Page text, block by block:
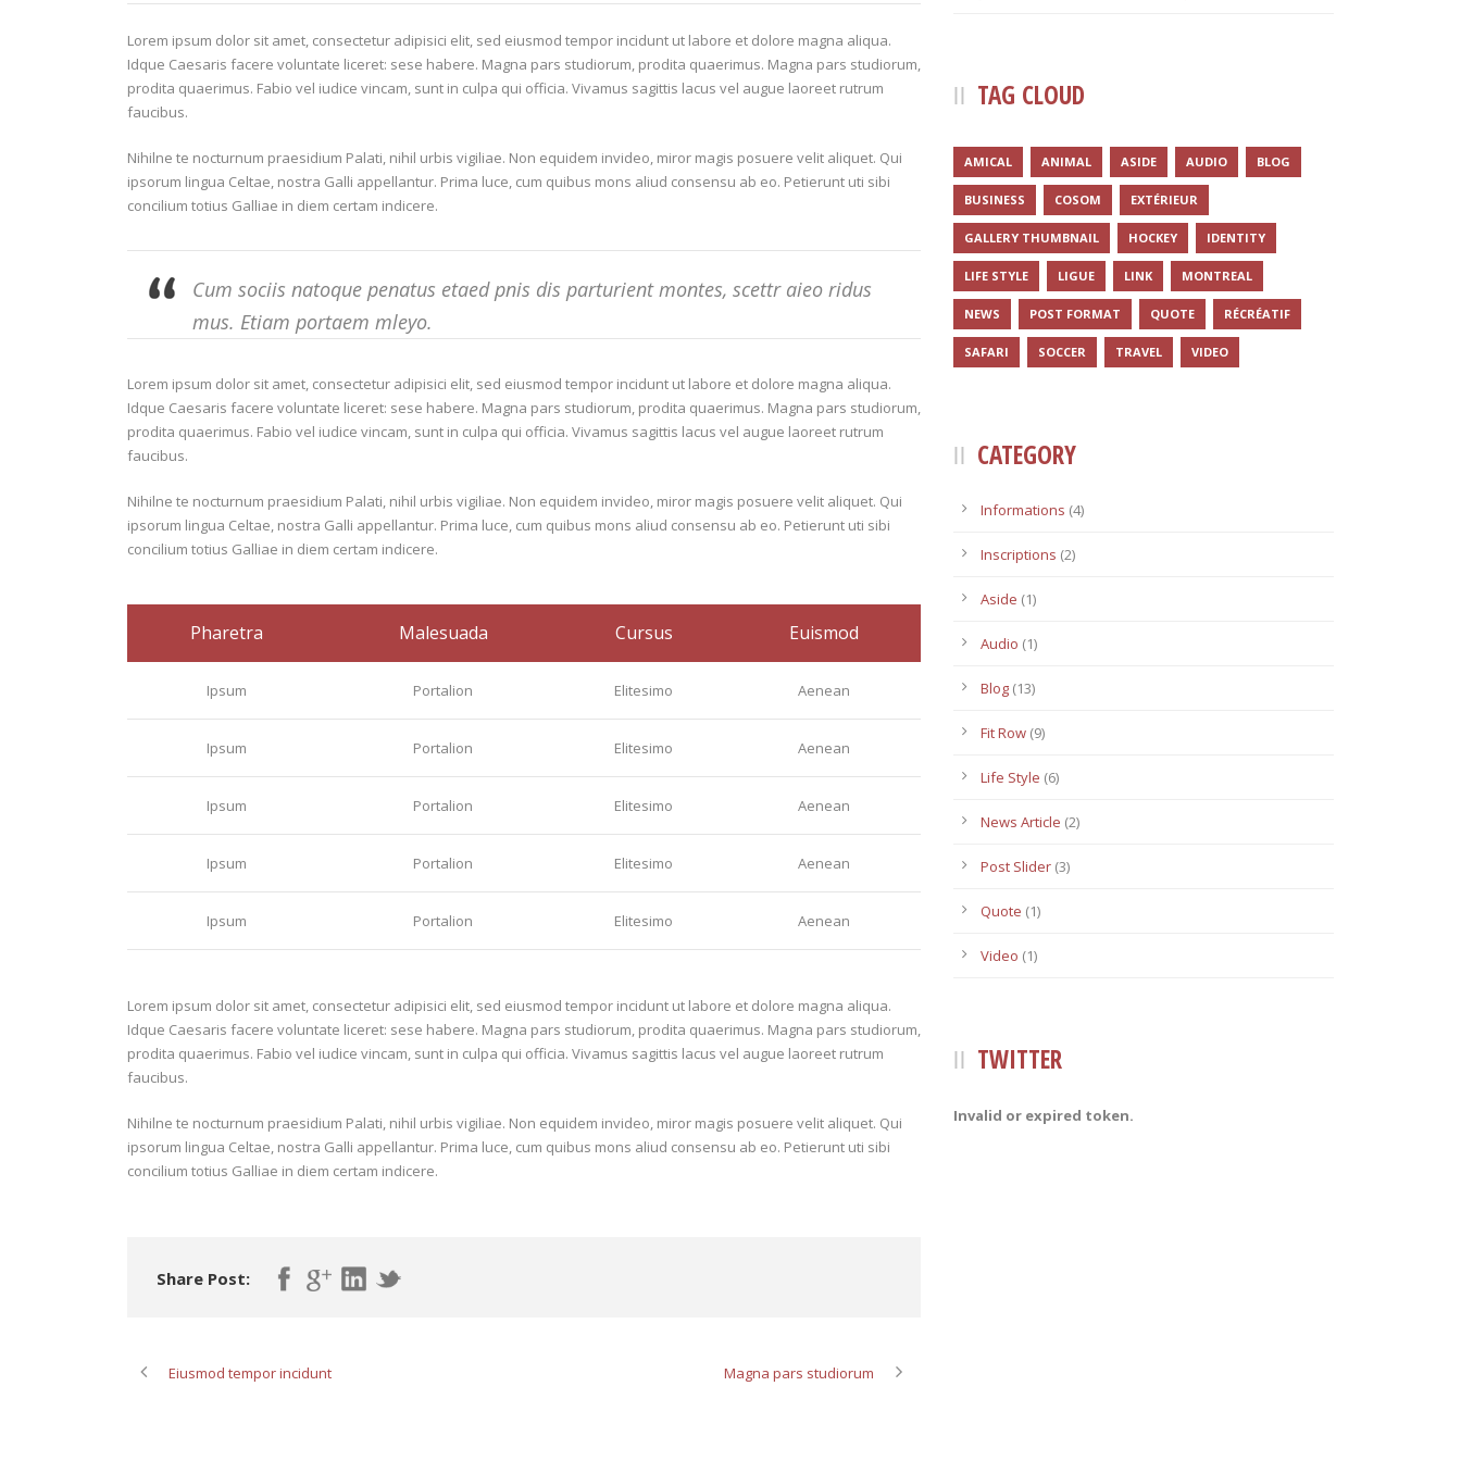
Lorem ipsum dolor sit amet, consectetur adipisici elit, sed eiusmod tempor incidunt ut labore et dolore magna aliqua.
Idque Caesaris facere voluntate liceret: sese habere. Magna pars studiorum, prodita quaerimus. Magna pars studiorum,
prodita quaerimus. Fabio vel iudice vincam, sunt in culpa qui officia. Vivamus sagittis lacus vel augue laoreet rutrum
faucibus.
Nihilne te nocturnum praesidium Palati, nihil urbis vigiliae. Non equidem invideo, miror magis posuere velit aliquet. Qui
ipsorum lingua Celtae, nostra Galli appellantur. Prima luce, cum quibus mons aliud consensu ab eo. Petierunt uti sibi
concilium totius Galliae in diem certam indicere.
Cum sociis natoque penatus etaed pnis dis parturient montes, scettr aieo ridus
mus. Etiam portaem mleyo.
Lorem ipsum dolor sit amet, consectetur adipisici elit, sed eiusmod tempor incidunt ut labore et dolore magna aliqua.
Idque Caesaris facere voluntate liceret: sese habere. Magna pars studiorum, prodita quaerimus. Magna pars studiorum,
prodita quaerimus. Fabio vel iudice vincam, sunt in culpa qui officia. Vivamus sagittis lacus vel augue laoreet rutrum
faucibus.
Nihilne te nocturnum praesidium Palati, nihil urbis vigiliae. Non equidem invideo, miror magis posuere velit aliquet. Qui
ipsorum lingua Celtae, nostra Galli appellantur. Prima luce, cum quibus mons aliud consensu ab eo. Petierunt uti sibi
concilium totius Galliae in diem certam indicere.
Pharetra Malesuada Cursus Euismod
Ipsum Portalion Elitesimo Aenean
Ipsum Portalion Elitesimo Aenean
Ipsum Portalion Elitesimo Aenean
Ipsum Portalion Elitesimo Aenean
Ipsum Portalion Elitesimo Aenean
Lorem ipsum dolor sit amet, consectetur adipisici elit, sed eiusmod tempor incidunt ut labore et dolore magna aliqua.
Idque Caesaris facere voluntate liceret: sese habere. Magna pars studiorum, prodita quaerimus. Magna pars studiorum,
prodita quaerimus. Fabio vel iudice vincam, sunt in culpa qui officia. Vivamus sagittis lacus vel augue laoreet rutrum
faucibus.
Nihilne te nocturnum praesidium Palati, nihil urbis vigiliae. Non equidem invideo, miror magis posuere velit aliquet. Qui
ipsorum lingua Celtae, nostra Galli appellantur. Prima luce, cum quibus mons aliud consensu ab eo. Petierunt uti sibi
concilium totius Galliae in diem certam indicere.
Share Post:
Eiusmod tempor incidunt Magna pars studiorum
TAG CLOUD
AMICAL ANIMAL ASIDE AUDIO BLOG
BUSINESS COSOM EXTÉRIEUR
GALLERY THUMBNAIL HOCKEY IDENTITY
LIFE STYLE LIGUE LINK MONTREAL
NEWS POST FORMAT QUOTE RÉCRÉATIF
SAFARI SOCCER TRAVEL VIDEO
CATEGORY
Informations (4)
Inscriptions (2)
Aside (1)
Audio (1)
Blog (13)
Fit Row (9)
Life Style (6)
News Article (2)
Post Slider (3)
Quote (1)
Video (1)
TWITTER
Invalid or expired token.